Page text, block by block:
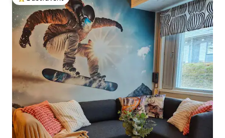
Populär gästfavorit